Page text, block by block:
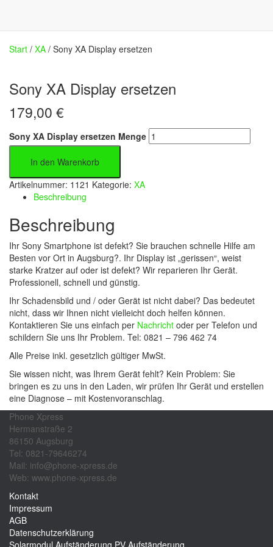
Start / XA / Sony XA Display ersetzen
Sony XA Display ersetzen
179,00 €
Sony XA Display ersetzen Menge
In den Warenkorb
Artikelnummer: 1121 Kategorie: XA
Beschreibung
Beschreibung
Ihr Sony Smartphone ist defekt? Sie brauchen schnelle Hilfe am
Besten vor Ort in Augsburg?. Ihr Display ist „gerissen“, weist
starke Kratzer auf oder ist defekt? Wir reparieren Ihr Gerät.
Professionell, schnell und günstig.
Ihr Schadensbild und / oder Gerät ist nicht dabei? Das bedeutet
nicht, dass wir Ihnen nicht vielleicht doch helfen können.
Kontaktieren Sie uns einfach per Nachricht oder per Telefon und
schildern Sie uns Ihr Problem. Tel: 0821 – 796 462 74
Alle Preise inkl. gesetzlich gültiger MwSt.
Sie wissen nicht, was Ihrem Gerät fehlt? Kein Problem: Sie
bringen es zu uns in den Laden, wir prüfen Ihr Gerät und erstellen
eine Diagnose – mit Kostenvoranschlag.
Phone Xpress
Hermanstraße 2
86150 Augsburg
Tel: 0821-79646274
Mail: info@phone-xpress.de
Web: www.phone-xpress.de
Kontakt
Impressum
AGB
Datenschutzerklärung